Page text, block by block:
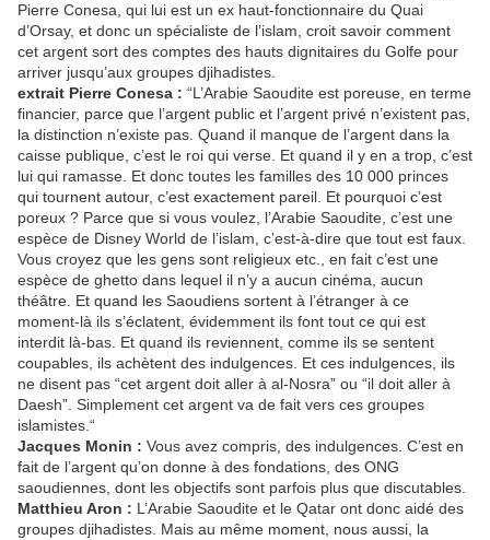
Pierre Conesa, qui lui est un ex haut-fonctionnaire du Quai
d’Orsay, et donc un spécialiste de l’islam, croit savoir comment
cet argent sort des comptes des hauts dignitaires du Golfe pour
arriver jusqu’aux groupes djihadistes.
extrait Pierre Conesa : “L’Arabie Saoudite est poreuse, en terme
financier, parce que l’argent public et l’argent privé n’existent pas,
la distinction n’existe pas. Quand il manque de l’argent dans la
caisse publique, c’est le roi qui verse. Et quand il y en a trop, c’est
lui qui ramasse. Et donc toutes les familles des 10 000 princes
qui tournent autour, c’est exactement pareil. Et pourquoi c’est
poreux ? Parce que si vous voulez, l’Arabie Saoudite, c’est une
espèce de Disney World de l’islam, c’est-à-dire que tout est faux.
Vous croyez que les gens sont religieux etc., en fait c’est une
espèce de ghetto dans lequel il n’y a aucun cinéma, aucun
théâtre. Et quand les Saoudiens sortent à l’étranger à ce
moment-là ils s’éclatent, évidemment ils font tout ce qui est
interdit là-bas. Et quand ils reviennent, comme ils se sentent
coupables, ils achètent des indulgences. Et ces indulgences, ils
ne disent pas “cet argent doit aller à al-Nosra” ou “il doit aller à
Daesh”. Simplement cet argent va de fait vers ces groupes
islamistes.“
Jacques Monin : Vous avez compris, des indulgences. C’est en
fait de l’argent qu’on donne à des fondations, des ONG
saoudiennes, dont les objectifs sont parfois plus que discutables.
Matthieu Aron : L’Arabie Saoudite et le Qatar ont donc aidé des
groupes djihadistes. Mais au même moment, nous aussi, la